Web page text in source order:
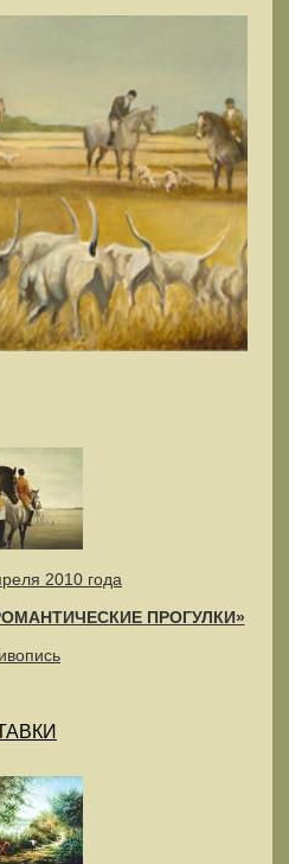
2010 года
ПРОГУЛКИ»